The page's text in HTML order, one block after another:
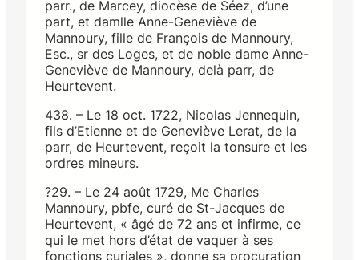
parr., de Marcey, diocèse de Séez, d’une
part, et damlle Anne-Geneviève de
Mannoury, fille de François de Mannoury,
Esc., sr des Loges, et de noble dame Anne-
Geneviève de Mannoury, delà parr, de
Heurtevent.
438. – Le 18 oct. 1722, Nicolas Jennequin,
fils d’Etienne et de Geneviève Lerat, de la
parr, de Heurtevent, reçoit la tonsure et les
ordres mineurs.
?29. – Le 24 août 1729, Me Charles
Mannoury, pbfe, curé de St-Jacques de
Heurtevent, « âgé de 72 ans et infirme, ce
qui le met hors d’état de vaquer à ses
fonctions curiales », donne sa procuration